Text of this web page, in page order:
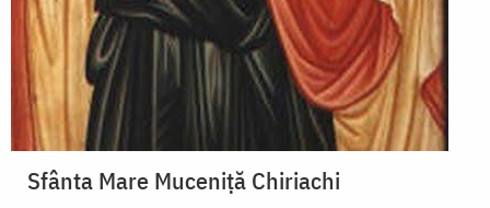
Sfânta Mare Muceniță Chiriachi